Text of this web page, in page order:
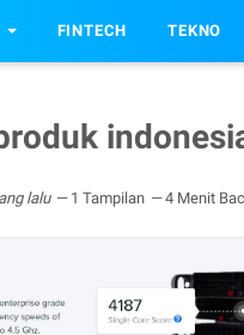
FINTECH TEKNO
lalu 1 Tampilan 4 Menit